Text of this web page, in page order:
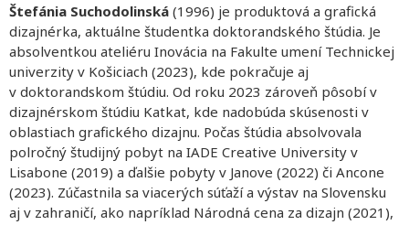
Štefánia Suchodolinská (1996) je produktová a grafická
dizajnérka, aktuálne študentka doktorandského štúdia. Je
absolventkou ateliéru Inovácia na Fakulte umení Technickej
univerzity v Košiciach (2023), kde pokračuje aj
v doktorandskom štúdiu. Od roku 2023 zároveň pôsobí v
dizajnérskom štúdiu Katkat, kde nadobúda skúsenosti v
oblastiach grafického dizajnu. Počas štúdia absolvovala
polročný študijný pobyt na IADE Creative University v
Lisabone (2019) a ďalšie pobyty v Janove (2022) či Ancone
(2023). Zúčastnila sa viacerých súťaží a výstav na Slovensku
aj v zahraničí, ako napríklad Národná cena za dizajn (2021),